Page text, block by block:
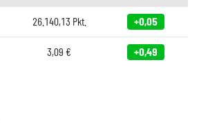
26.140,13 Pkt. +0,05
3,09 € +0,49